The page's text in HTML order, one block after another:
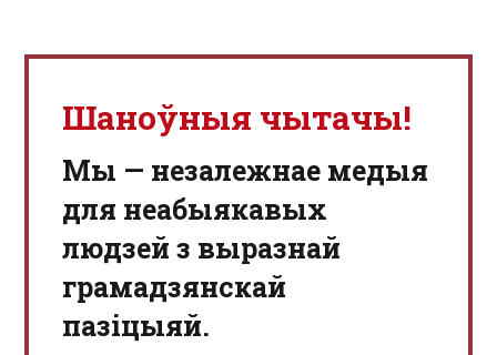
Шаноўныя чытачы!
Мы — незалежнае медыя
для неабыякавых
людзей з выразнай
грамадзянскай
пазіцыяй.